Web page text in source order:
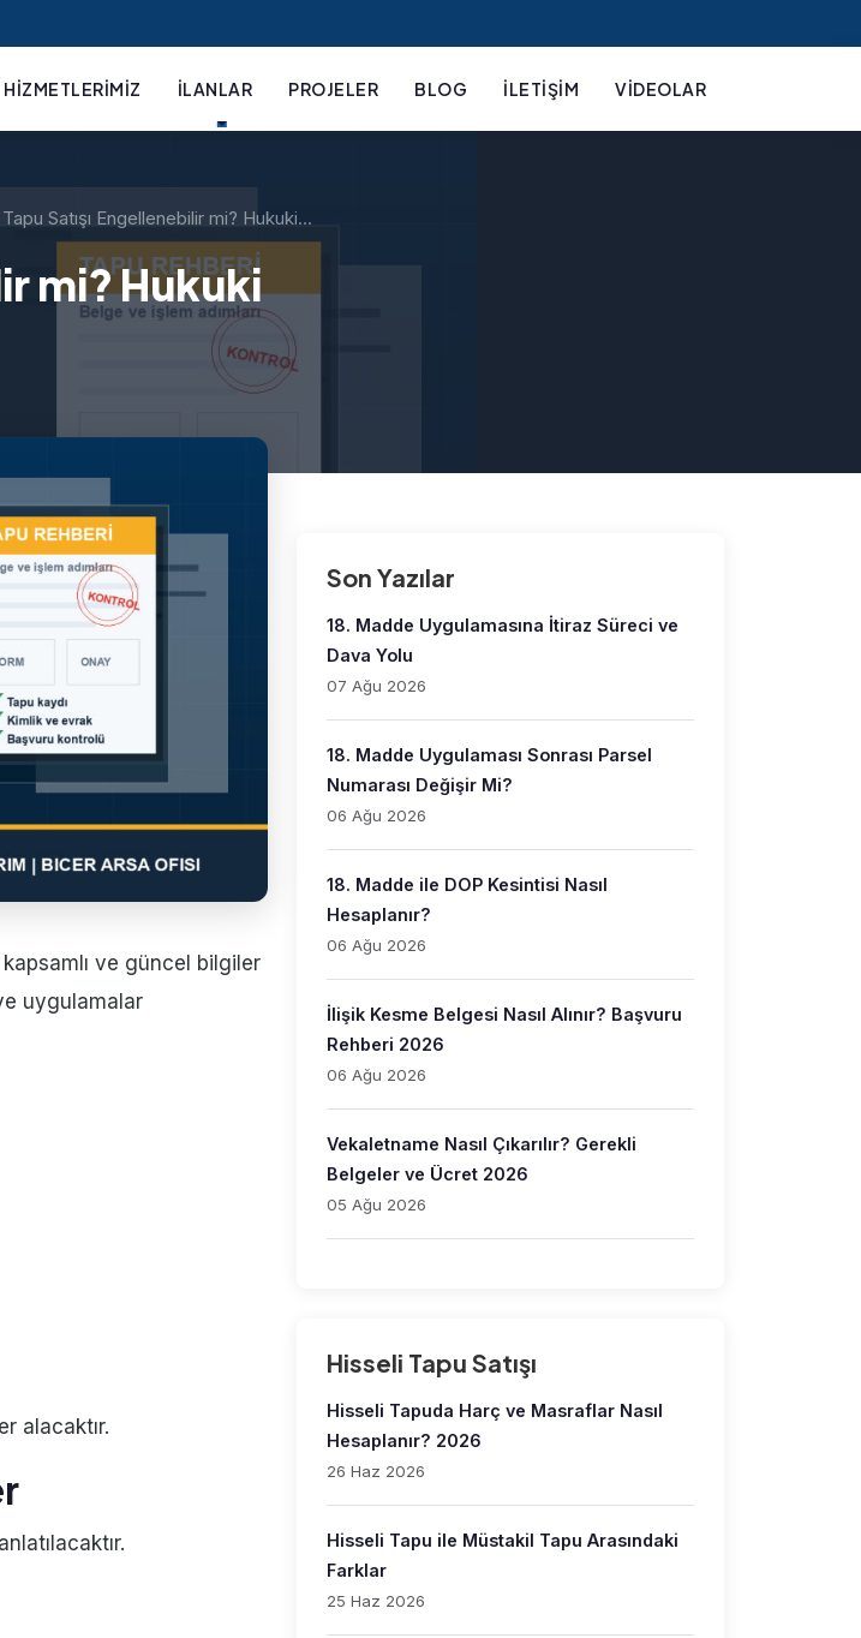
HIZMETLERIMIZ İLANLAR PROJELER BLOG İLETIŞIM VIDEOLAR
Satışı Engellenebilir mi? Hukuki…
mi? Hukuki
kapsamlı ve güncel bilgiler
uygulamalar
alacaktır.
Son Yazılar
18. Madde Uygulamasına İtiraz Süreci ve
Dava Yolu
07 Ağu 2026
18. Madde Uygulaması Sonrası Parsel
Numarası Değişir Mi?
06 Ağu 2026
18. Madde ile DOP Kesintisi Nasıl
Hesaplanır?
06 Ağu 2026
İlişik Kesme Belgesi Nasıl Alınır? Başvuru
Rehberi 2026
06 Ağu 2026
Vekaletname Nasıl Çıkarılır? Gerekli
Belgeler ve Ücret 2026
05 Ağu 2026
Hisseli Tapu Satışı
Hisseli Tapuda Harç ve Masraflar Nasıl
Hesaplanır? 2026
26 Haz 2026
Hisseli Tapu ile Müstakil Tapu Arasındaki
Farklar
25 Haz 2026